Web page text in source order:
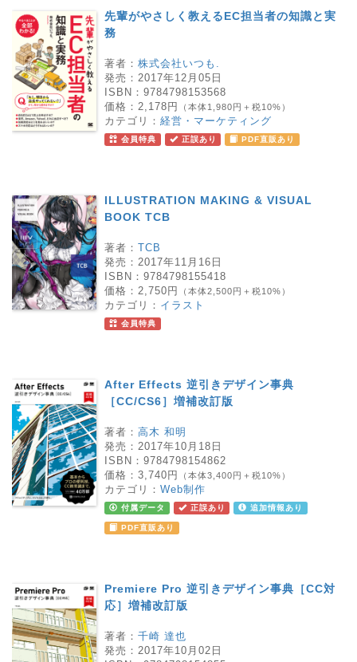
先輩がやさしく教えるEC担当者の知識と実
務
著者： 株式会社いつも.
発売： 2017年12月05日
ISBN： 9784798153568
価格： 2,178円 （本体1,980円＋税10%）
カテゴリ： 経営・マーケティング
会員特典 正誤あり PDF直販あり
ILLUSTRATION MAKING & VISUAL
BOOK TCB
著者： TCB
発売： 2017年11月16日
ISBN： 9784798155418
価格： 2,750円 （本体2,500円＋税10%）
カテゴリ： イラスト
会員特典
After Effects 逆引きデザイン事典
［CC/CS6］増補改訂版
著者： 高木 和明
発売： 2017年10月18日
ISBN： 9784798154862
価格： 3,740円 （本体3,400円＋税10%）
カテゴリ： Web制作
付属データ 正誤あり 追加情報あり
PDF直販あり
Premiere Pro 逆引きデザイン事典［CC対
応］増補改訂版
著者： 千崎 達也
発売： 2017年10月02日